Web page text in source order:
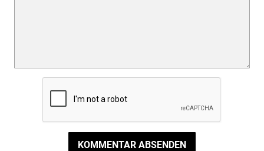
KOMMENTAR ABSENDEN